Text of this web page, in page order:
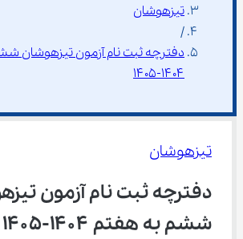
تیزهوشان
/
دفترچه ثبت نام آزمون تیزهوشان
۱۴۰۴-۱۴۰۵
تیزهوشان
دفترچه ثبت نام آزمون
ششم به هفتم ۱۴۰۴-۱۴۰۵